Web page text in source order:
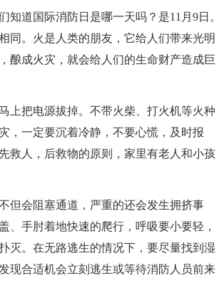
道国际消防日是哪一天吗？是11月9日。
同。火是人类的朋友，它给人们带来光明
酿成火灾，就会给人们的生命财产造成巨
上把电源拔掉。不带火柴、打火机等火种
，一定要沉着冷静，不要心慌，及时报
救人，后救物的原则，家里有老人和小孩
但会阻塞通道，严重的还会发生拥挤事
、手肘着地快速的爬行，呼吸要小要轻，
灭。在无路逃生的情况下，要尽量找到湿
现合适机会立刻逃生或等待消防人员前来